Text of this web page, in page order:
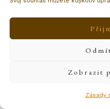
Zobrazit
Zásady
Business focení